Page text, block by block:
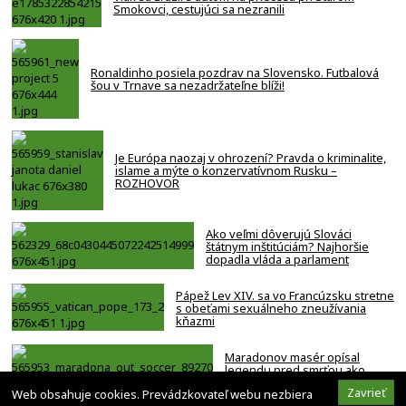
Smokovci, cestujúci sa nezranili
Ronaldinho posiela pozdrav na Slovensko. Futbalová
šou v Trnave sa nezadržateľne blíži!
Je Európa naozaj v ohrození? Pravda o kriminalite,
islame a mýte o konzervatívnom Rusku –
ROZHOVOR
Ako veľmi dôverujú Slováci
štátnym inštitúciám? Najhoršie
dopadla vláda a parlament
Pápež Lev XIV. sa vo Francúzsku stretne
s obeťami sexuálneho zneužívania
kňazmi
Maradonov masér opísal
legendu pred smrťou ako
bezmocnú a rezignovanú
osobu Zavrieť
Web obsahuje cookies. Prevádzkovateľ webu nezbiera